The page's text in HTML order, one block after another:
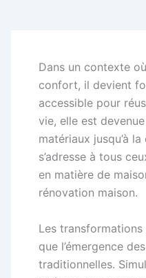
Dans un contexte
confort, il devient
accessible pour
vie, elle est
matériaux jusqu’à
s’adresse à tous
en matière de
rénovation maison.
Les
que l’émergence
traditionnelles.